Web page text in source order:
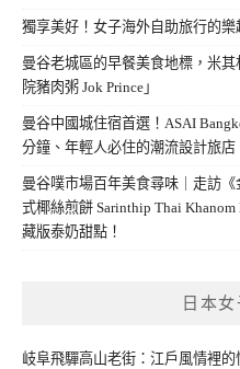
獨享美好！女子海外自助旅行的
曼谷老城區的早餐美食地標，米
院豬肉粥 Jok Prince」
曼谷中國城住宿首選！ASAI
分鐘、年輕人必住的潮流設計旅店
曼谷噗市場百年美食尋味｜走訪
式椰絲煎餅 Sarinthip Thai
藏版泰奶甜點！
日本
岐阜飛驒高山老街：江戶風情裡